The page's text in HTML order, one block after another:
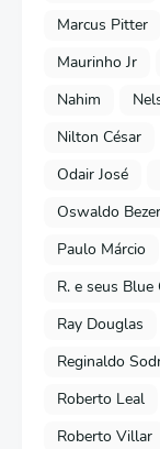
Marcus Pitter
Maurinho Jr
Nahim
Nilton César
Odair José
Oswaldo
Paulo Márcio
R. e seus Blue
Ray Douglas
Reginaldo
Roberto Leal
Roberto Villar